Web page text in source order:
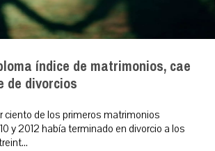
índice de matrimonios, cae
de divorcios
ciento de los primeros matrimonios
y 2012 había terminado en divorcio a los